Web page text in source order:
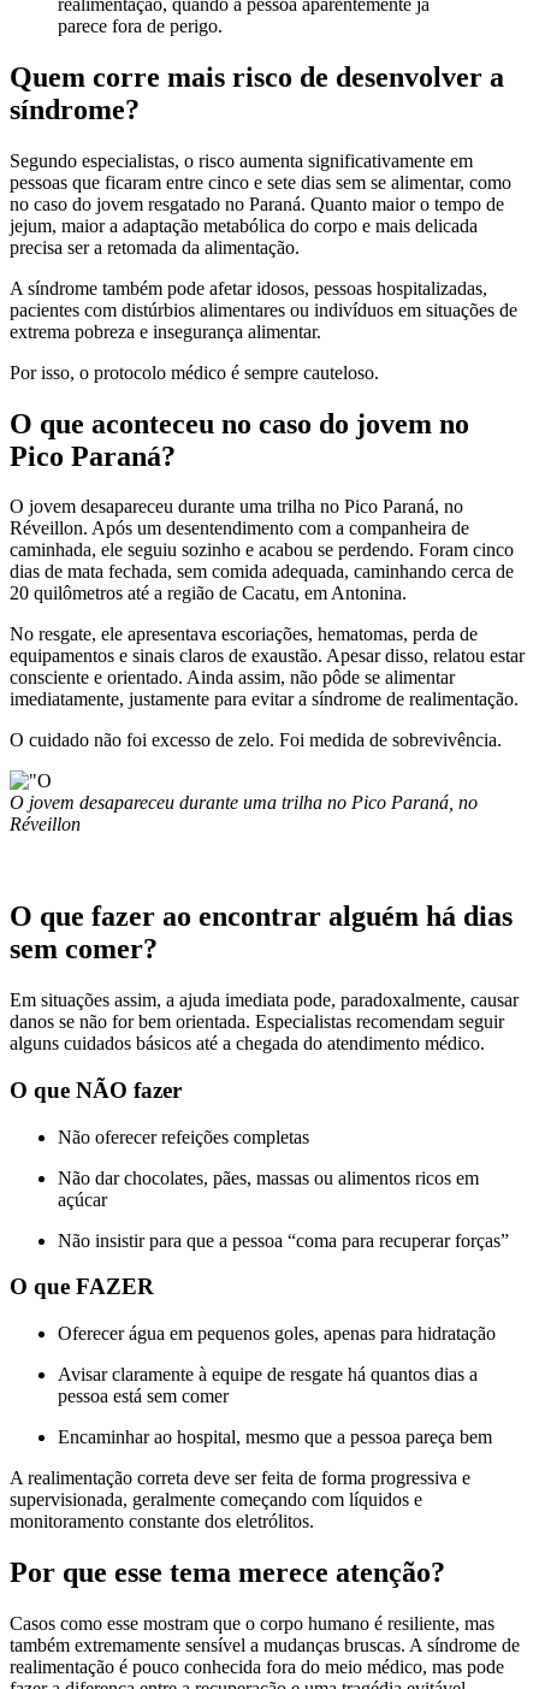
parece fora de perigo.
Quem corre mais risco de desenvolver a
síndrome?
Segundo especialistas, o risco aumenta significativamente em
pessoas que ficaram entre cinco e sete dias sem se alimentar, como
no caso do jovem resgatado no Paraná. Quanto maior o tempo de
jejum, maior a adaptação metabólica do corpo e mais delicada
precisa ser a retomada da alimentação.
A síndrome também pode afetar idosos, pessoas hospitalizadas,
pacientes com distúrbios alimentares ou indivíduos em situações de
extrema pobreza e insegurança alimentar.
Por isso, o protocolo médico é sempre cauteloso.
O que aconteceu no caso do jovem no
Pico Paraná?
O jovem desapareceu durante uma trilha no Pico Paraná, no
Réveillon. Após um desentendimento com a companheira de
caminhada, ele seguiu sozinho e acabou se perdendo. Foram cinco
dias de mata fechada, sem comida adequada, caminhando cerca de
20 quilômetros até a região de Cacatu, em Antonina.
No resgate, ele apresentava escoriações, hematomas, perda de
equipamentos e sinais claros de exaustão. Apesar disso, relatou estar
consciente e orientado. Ainda assim, não pôde se alimentar
imediatamente, justamente para evitar a síndrome de realimentação.
O cuidado não foi excesso de zelo. Foi medida de sobrevivência.
O jovem desapareceu durante uma trilha no Pico Paraná, no
Réveillon
O que fazer ao encontrar alguém há dias
sem comer?
Em situações assim, a ajuda imediata pode, paradoxalmente, causar
danos se não for bem orientada. Especialistas recomendam seguir
alguns cuidados básicos até a chegada do atendimento médico.
O que NÃO fazer
Não oferecer refeições completas
Não dar chocolates, pães, massas ou alimentos ricos em
açúcar
Não insistir para que a pessoa “coma para recuperar forças”
O que FAZER
Oferecer água em pequenos goles, apenas para hidratação
Avisar claramente à equipe de resgate há quantos dias a
pessoa está sem comer
Encaminhar ao hospital, mesmo que a pessoa pareça bem
A realimentação correta deve ser feita de forma progressiva e
supervisionada, geralmente começando com líquidos e
monitoramento constante dos eletrólitos.
Por que esse tema merece atenção?
Casos como esse mostram que o corpo humano é resiliente, mas
também extremamente sensível a mudanças bruscas. A síndrome de
realimentação é pouco conhecida fora do meio médico, mas pode